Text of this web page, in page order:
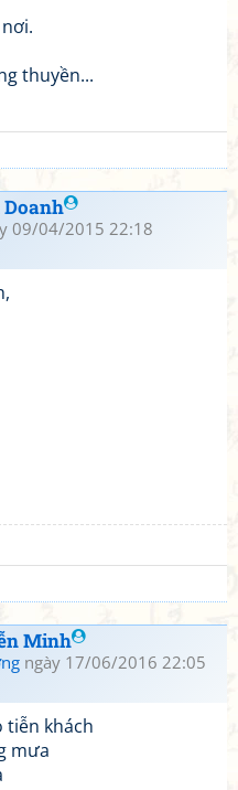
thuyền...
09/04/2015 22:18
Minh
ngày 17/06/2016 22:05
tiễn khách
mưa